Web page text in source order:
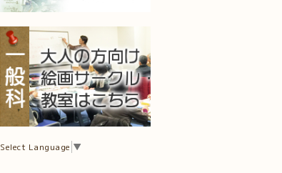
Select Language ▼